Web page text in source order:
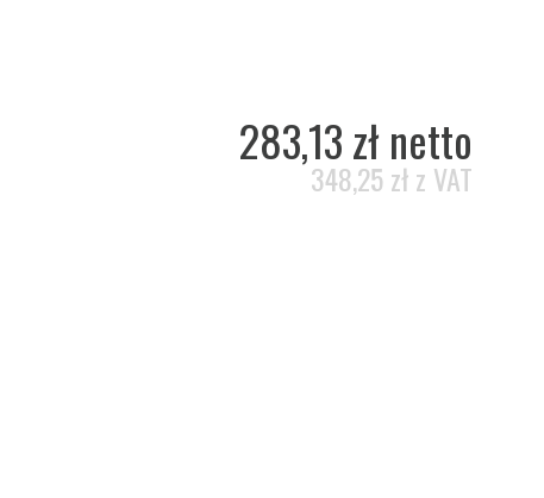
283,13 zł netto
348,25 zł z VAT